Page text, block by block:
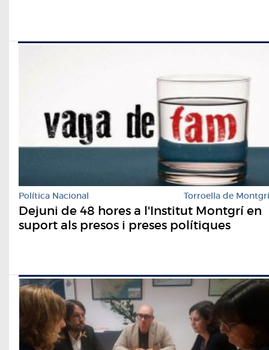
Política Nacional Torroella de Montgrí
Dejuni de 48 hores a l'Institut Montgrí en
suport als presos i preses polítiques